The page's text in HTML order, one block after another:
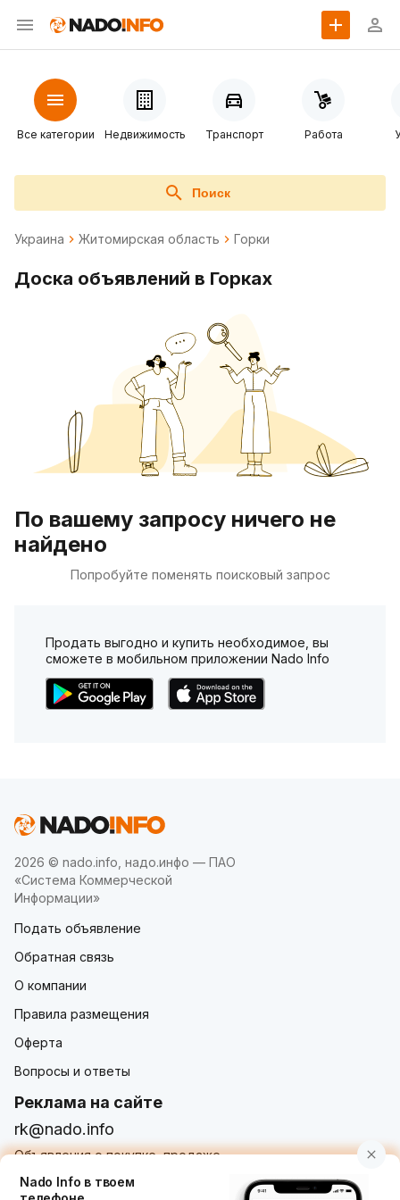
Все категории Недвижимость Транспорт Работа
Поиск
Украина Житомирская область Горки
Доска объявлений в Горках
По вашему запросу ничего не
найдено
Попробуйте поменять поисковый запрос
Продать выгодно и купить необходимое, вы
сможете в мобильном приложении Nado Info
2026 © nado.info, надо.инфо — ПАО
«Система Коммерческой
Информации»
Подать объявление
Обратная связь
О компании
Правила размещения
Оферта
Вопросы и ответы
Реклама на сайте
rk@nado.info
Объявления о покупке, продаже,
услугах от частных лиц и организаций
Nado Info в твоем